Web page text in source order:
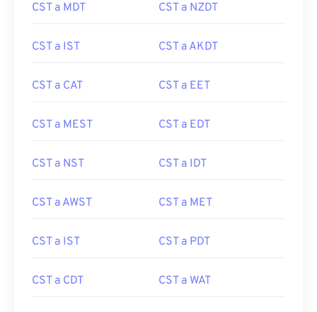
CST a MDT CST a NZDT
CST a IST CST a AKDT
CST a CAT CST a EET
CST a MEST CST a EDT
CST a NST CST a IDT
CST a AWST CST a MET
CST a IST CST a PDT
CST a CDT CST a WAT